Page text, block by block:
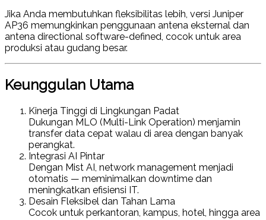
Jika Anda membutuhkan fleksibilitas lebih, versi Juniper
AP36 memungkinkan penggunaan antena eksternal dan
antena directional software-defined, cocok untuk area
produksi atau gudang besar.
Keunggulan Utama
Kinerja Tinggi di Lingkungan Padat
Dukungan MLO (Multi-Link Operation) menjamin
transfer data cepat walau di area dengan banyak
perangkat.
Integrasi AI Pintar
Dengan Mist AI, network management menjadi
otomatis — meminimalkan downtime dan
meningkatkan efisiensi IT.
Desain Fleksibel dan Tahan Lama
Cocok untuk perkantoran, kampus, hotel, hingga area